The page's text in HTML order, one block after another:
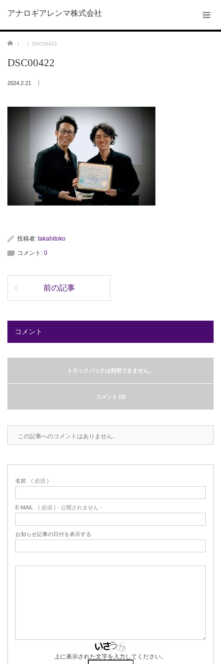
アナロギアレンマ株式会社
ホーム DSC00422
DSC00422
2024.2.21
投稿者: takahitoko
コメント: 0
前の記事
コメント
トラックバックは利用できません。
コメント (0)
この記事へのコメントはありません。
名前 ( 必須 )
E-MAIL ( 必須 ) - 公開されません -
お知らせ記事の日付を表示する
上に表示された文字を入力してください。